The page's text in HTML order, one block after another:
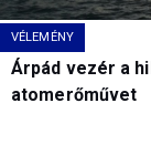
VÉLEMÉNY
Árpád vezér a
atomerőművet